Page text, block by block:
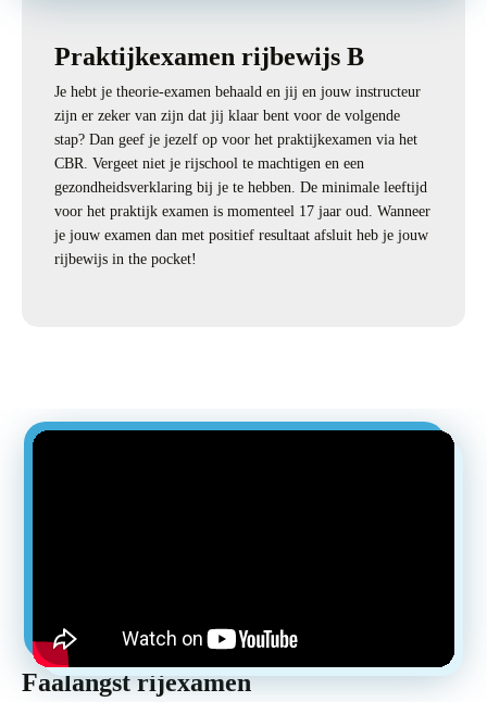
Praktijkexamen rijbewijs B
Je hebt je theorie-examen behaald en jij en jouw instructeur
zijn er zeker van zijn dat jij klaar bent voor de volgende
stap? Dan geef je jezelf op voor het praktijkexamen via het
CBR. Vergeet niet je rijschool te machtigen en een
gezondheidsverklaring bij je te hebben. De minimale leeftijd
voor het praktijk examen is momenteel 17 jaar oud. Wanneer
je jouw examen dan met positief resultaat afsluit heb je jouw
rijbewijs in the pocket!
Faalangst rijexamen